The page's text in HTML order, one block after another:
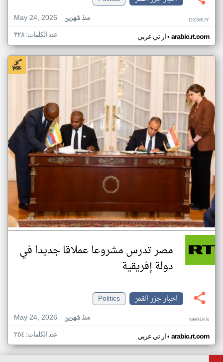
May 24, 2026
منذ شهرين OX58UY
ار تي عربي• arabic.rt.com عدد الكلمات: ٣٢٨
مصر تدرس مشروعا عملاقا جديدا في
دولة إفريقية
اخبار جزر القمر
Politics
May 24, 2026
منذ شهرين NH91ES
ار تي عربي• arabic.rt.com عدد الكلمات: ٢٥٤